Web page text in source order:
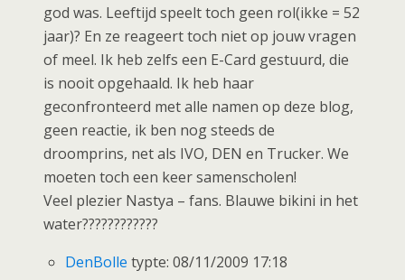
god was. Leeftijd speelt toch geen rol(ikke = 52
jaar)? En ze reageert toch niet op jouw vragen
of meel. Ik heb zelfs een E-Card gestuurd, die
is nooit opgehaald. Ik heb haar
geconfronteerd met alle namen op deze blog,
geen reactie, ik ben nog steeds de
droomprins, net als IVO, DEN en Trucker. We
moeten toch een keer samenscholen!
Veel plezier Nastya – fans. Blauwe bikini in het
water????????????
DenBolle typte: 08/11/2009 17:18